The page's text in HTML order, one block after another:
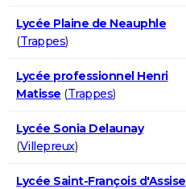
Lycée Plaine de Neauphle
(Trappes)
Lycée professionnel Henri
Matisse (Trappes)
Lycée Sonia Delaunay
(Villepreux)
Lycée Saint-François d'Assise